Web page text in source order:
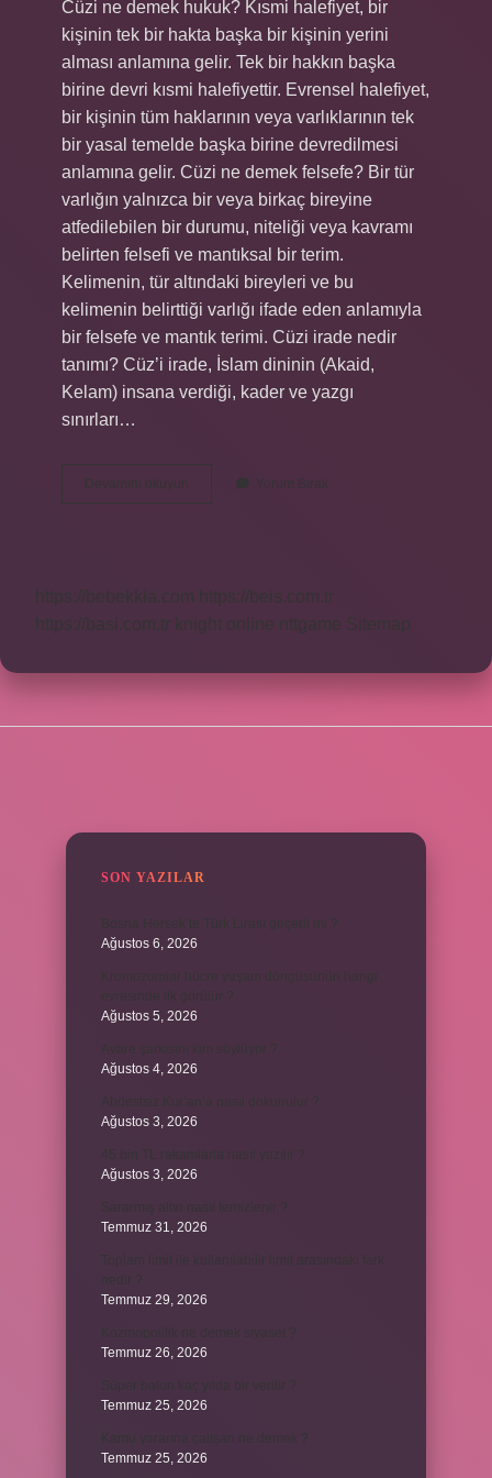
Cüzi ne demek hukuk? Kısmi halefiyet, bir
kişinin tek bir hakta başka bir kişinin yerini
alması anlamına gelir. Tek bir hakkın başka
birine devri kısmi halefiyettir. Evrensel halefiyet,
bir kişinin tüm haklarının veya varlıklarının tek
bir yasal temelde başka birine devredilmesi
anlamına gelir. Cüzi ne demek felsefe? Bir tür
varlığın yalnızca bir veya birkaç bireyine
atfedilebilen bir durumu, niteliği veya kavramı
belirten felsefi ve mantıksal bir terim.
Kelimenin, tür altındaki bireyleri ve bu
kelimenin belirttiği varlığı ifade eden anlamıyla
bir felsefe ve mantık terimi. Cüzi irade nedir
tanımı? Cüz’i irade, İslam dininin (Akaid,
Kelam) insana verdiği, kader ve yazgı
sınırları…
Devamını okuyun
Hüküm
Yorum Bırak
https://bebekkia.com
https://beis.com.tr
https://basi.com.tr knight online nttgame Sitemap
SON YAZILAR
Ağustos 6, 2026
Ağustos 5, 2026
Ağustos 4, 2026
Ağustos 3, 2026
Ağustos 3, 2026
Temmuz 31, 2026
Temmuz 29, 2026
Temmuz 26, 2026
Temmuz 25, 2026
Temmuz 25, 2026